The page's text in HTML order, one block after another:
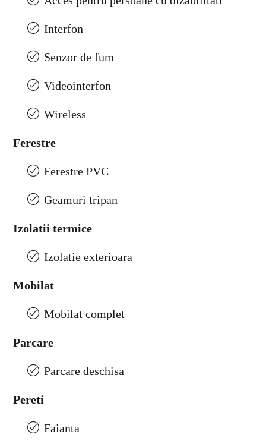
Interfon
Senzor de fum
Videointerfon
Wireless
Ferestre
Ferestre PVC
Geamuri tripan
Izolatii termice
Izolatie exterioara
Mobilat
Mobilat complet
Parcare
Parcare deschisa
Pereti
Faianta